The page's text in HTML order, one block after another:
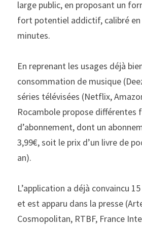
large public, en proposant un
fort potentiel addictif, calibré en
minutes.
En reprenant les usages déjà
consommation de musique
séries télévisées (Netflix,
Rocambole propose différentes
d’abonnement, dont un
3,99€, soit le prix d’un livre de
an).
L’application a déjà convaincu
et est apparu dans la presse
Cosmopolitan, RTBF, France